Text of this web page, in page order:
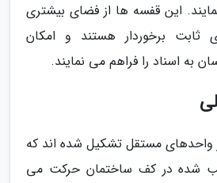
این قفسه ها از فضای بیشتری
برخوردار هستند و امکان
به اسناد را فراهم می نمایند.
واحدهای مستقل تشکیل شده اند که
شده در کف ساختمان حرکت می